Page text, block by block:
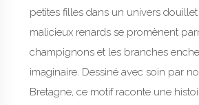
petites filles dans un univers
malicieux renards se promènent
champignons et les branches
imaginaire. Dessiné avec soin par
Bretagne, ce motif raconte une